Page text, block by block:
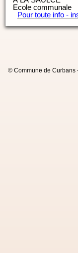
Ecole communale
Pour toute info -
© Commune de Curbans